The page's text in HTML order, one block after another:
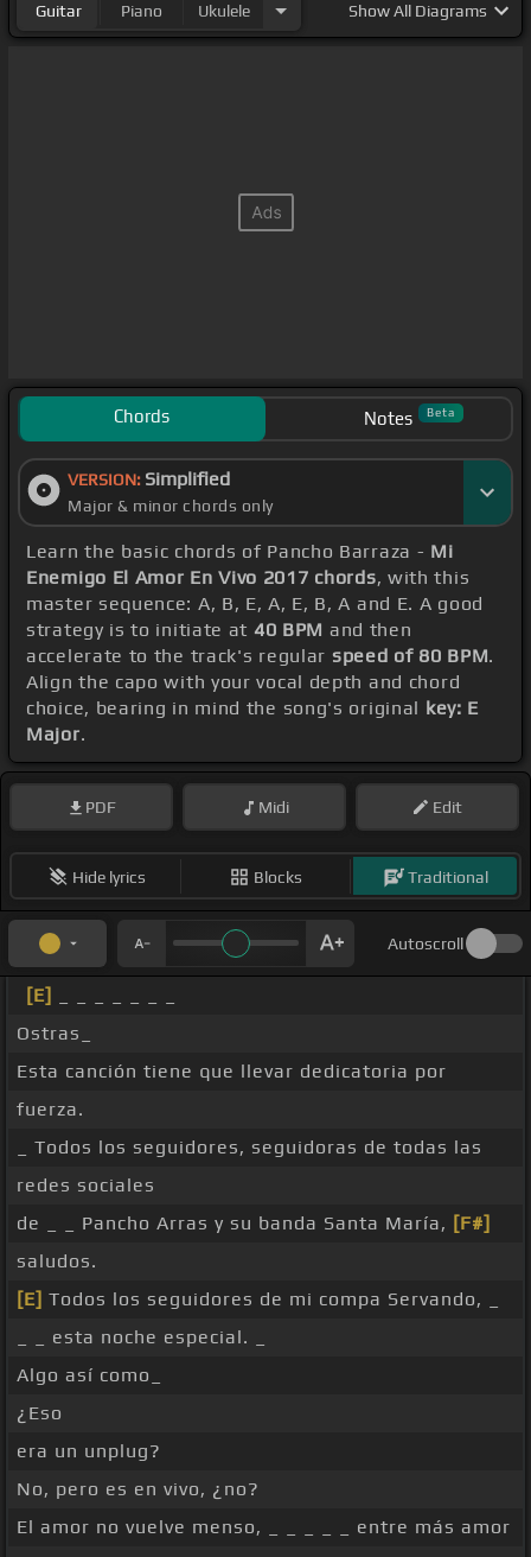
Guitar Piano Ukulele ShowAll Diagrams
Chords Notes Beta
VERSION: Simplified
Major & minor chords only
Learn the basic chords of Pancho Barraza - Mi
Enemigo El Amor En Vivo 2017 chords, with this
master sequence: A, B, E, A, E, B, A and E. A good
strategy is to initiate at 40 BPM and then
accelerate to the track's regular speed of 80 BPM.
Align the capo with your vocal depth and chord
choice, bearing in mind the song's original key: E
Major.
PDF Midi Edit
Hide lyrics Blocks Traditional
Autoscroll
[E]
Ostras_
Esta canción tiene que llevar dedicatoria por
fuerza.
_ Todos los seguidores, seguidoras de todas las
redes sociales
de _ _ Pancho Arras y su banda Santa María, [F#]
saludos.
[E] Todos los seguidores de mi compa Servando, _
_ _ esta noche especial. _
Algo así como_
¿Eso
era un unplug?
No, pero es en vivo, ¿no?
El amor no vuelve menso, _ _ _ _ _ entre más amor